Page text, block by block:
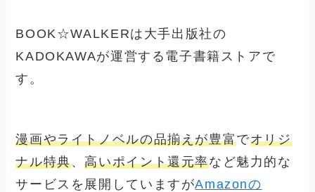
BOOK☆WALKERは大手出版社の
KADOKAWAが運営する電子書籍ストアで
す。
漫画やライトノベルの品揃えが豊富でオリジ
ナル特典、高いポイント還元率など魅力的な
サービスを展開していますがAmazonの